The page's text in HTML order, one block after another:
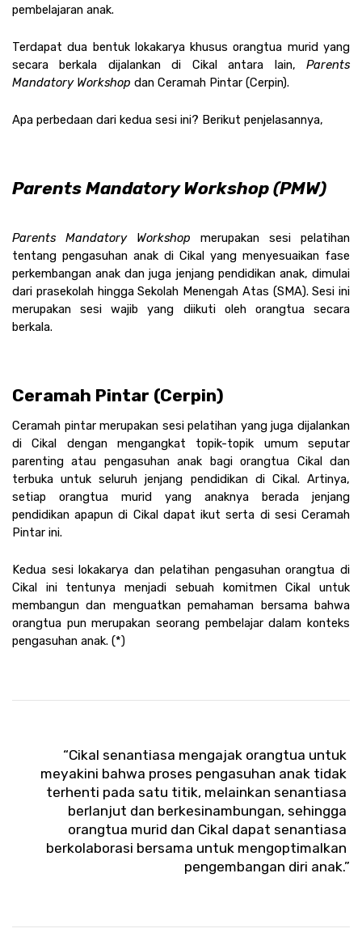
pembelajaran anak.
Terdapat dua bentuk lokakarya khusus orangtua murid yang
secara berkala dijalankan di Cikal antara lain, Parents
Mandatory Workshop dan Ceramah Pintar (Cerpin).
Apa perbedaan dari kedua sesi ini? Berikut penjelasannya,
Parents Mandatory Workshop (PMW)
Parents Mandatory Workshop merupakan sesi pelatihan
tentang pengasuhan anak di Cikal yang menyesuaikan fase
perkembangan anak dan juga jenjang pendidikan anak, dimulai
dari prasekolah hingga Sekolah Menengah Atas (SMA). Sesi ini
merupakan sesi wajib yang diikuti oleh orangtua secara
berkala.
Ceramah Pintar (Cerpin)
Ceramah pintar merupakan sesi pelatihan yang juga dijalankan
di Cikal dengan mengangkat topik-topik umum seputar
parenting atau pengasuhan anak bagi orangtua Cikal dan
terbuka untuk seluruh jenjang pendidikan di Cikal. Artinya,
setiap orangtua murid yang anaknya berada jenjang
pendidikan apapun di Cikal dapat ikut serta di sesi Ceramah
Pintar ini.
Kedua sesi lokakarya dan pelatihan pengasuhan orangtua di
Cikal ini tentunya menjadi sebuah komitmen Cikal untuk
membangun dan menguatkan pemahaman bersama bahwa
orangtua pun merupakan seorang pembelajar dalam konteks
pengasuhan anak. (*)
“Cikal senantiasa mengajak orangtua untuk
meyakini bahwa proses pengasuhan anak tidak
terhenti pada satu titik, melainkan senantiasa
berlanjut dan berkesinambungan, sehingga
orangtua murid dan Cikal dapat senantiasa
berkolaborasi bersama untuk mengoptimalkan
pengembangan diri anak.”